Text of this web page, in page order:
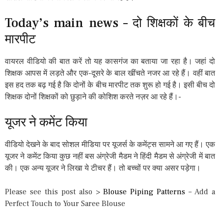
Today’s main news – दो शिक्षकों के बीच
मारपीट
वायरल वीडियो की बात करें तो यह कासगंज का बताया जा रहा है। जहां दो
शिक्षक आपस में लड़ते और एक-दूसरे के बाल खींचते नजर आ रहे हैं। वहीं बात
इस हद तक बढ़ गई है कि दोनों के बीच मारपीट तक शुरू हो गई है। इसी बीच दो
शिक्षक दोनों शिक्षकों को छुड़ाने की कोशिश करते नज़र आ रहे हैं।-
यूजर ने कमेंट किया
वीडियो देखने के बाद सोशल मीडिया पर यूजर्स के कमेंट्स सामने आ गए हैं। एक
यूजर ने कमेंट किया कुछ नहीं बस अंग्रेजी मैडम ने हिंदी मैडम से अंग्रेजी में बात
की। एक अन्य यूजर ने लिखा ये टीचर हैं। तो बच्चों पर क्या असर पड़ेगा।
Please see this post also >Blouse Piping Patterns – Add a
Perfect Touch to Your Saree Blouse